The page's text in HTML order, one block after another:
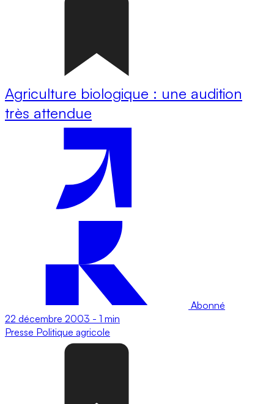
Agriculture biologique : une audition
très attendue
Abonné
22 décembre 2003 - 1 min
Presse Politique agricole